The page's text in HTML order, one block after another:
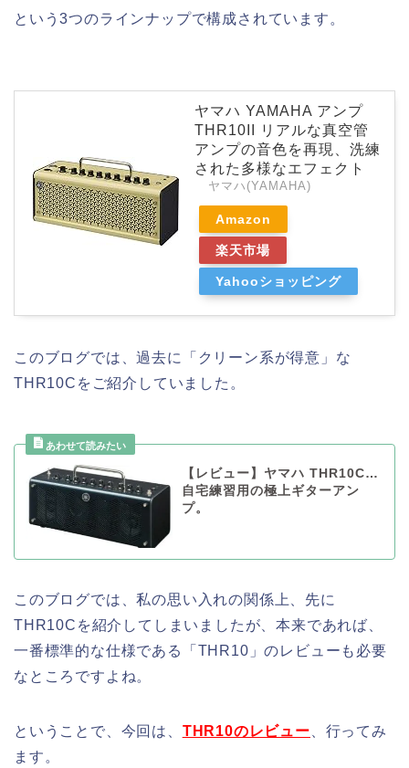
という3つのラインナップで構成されています。
ヤマハ YAMAHA アンプ
THR10II リアルな真空管
アンプの音色を再現、洗練
された多様なエフェクト
ヤマハ(YAMAHA)
Amazon
楽天市場
Yahooショッピング
このブログでは、過去に「クリーン系が得意」な
THR10Cをご紹介していました。
【レビュー】ヤマハ THR10C…
自宅練習用の極上ギターアン
プ。
このブログでは、私の思い入れの関係上、先に
THR10Cを紹介してしまいましたが、本来であれば、
一番標準的な仕様である「THR10」のレビューも必要
なところですよね。
ということで、今回は、 THR10のレビュー 、行ってみ
ます。